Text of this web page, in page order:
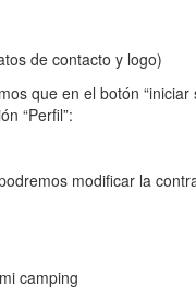
de contacto y logo)
que en el botón
“Perfil”:
modificar la
camping